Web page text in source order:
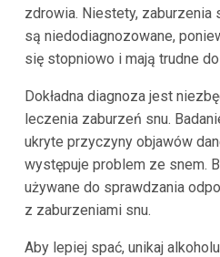
zdrowia. Niestety, zaburzenia
są niedodiagnozowane,
się stopniowo i mają trudne
Dokładna diagnoza jest
leczenia zaburzeń snu.
ukryte przyczyny objawów
występuje problem ze snem.
używane do sprawdzania
z zaburzeniami snu.
Aby lepiej spać, unikaj